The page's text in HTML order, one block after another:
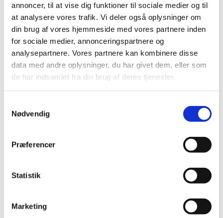
annoncer, til at vise dig funktioner til sociale medier og til
at analysere vores trafik. Vi deler også oplysninger om
din brug af vores hjemmeside med vores partnere inden
for sociale medier, annonceringspartnere og
analysepartnere. Vores partnere kan kombinere disse
data med andre oplysninger, du har givet dem, eller som
de har indsamlet fra din brug af deres tjenester.
Nødvendig
Præferencer
Statistik
Marketing
2018 (150)
2017 (167)
2016 (167)
2015 (33)
2014 (44)
2013 (49)
2012 (44)
2008 (8)
oktober (1)